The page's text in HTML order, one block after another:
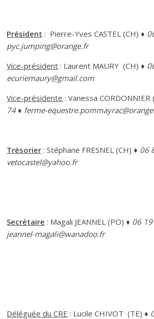
Président : Pierre-Yves CASTEL (CH)♦
pyc.jumping@orange.fr
Vice-président : Laurent MAURY (CH)♦
ecuriemaury@gmail.com
Vice-présidente : Vanessa
74 ♦ ferme-
Trésorier : Stéphane FRESNEL (CH)♦ 06
vetocastel@yahoo.fr
Secrétaire : Magali JEANNEL (PO)♦ 06
jeannel-magali@wanadoo.fr
Déléguée du CRE : Lucile CHIVOT (TE)♦